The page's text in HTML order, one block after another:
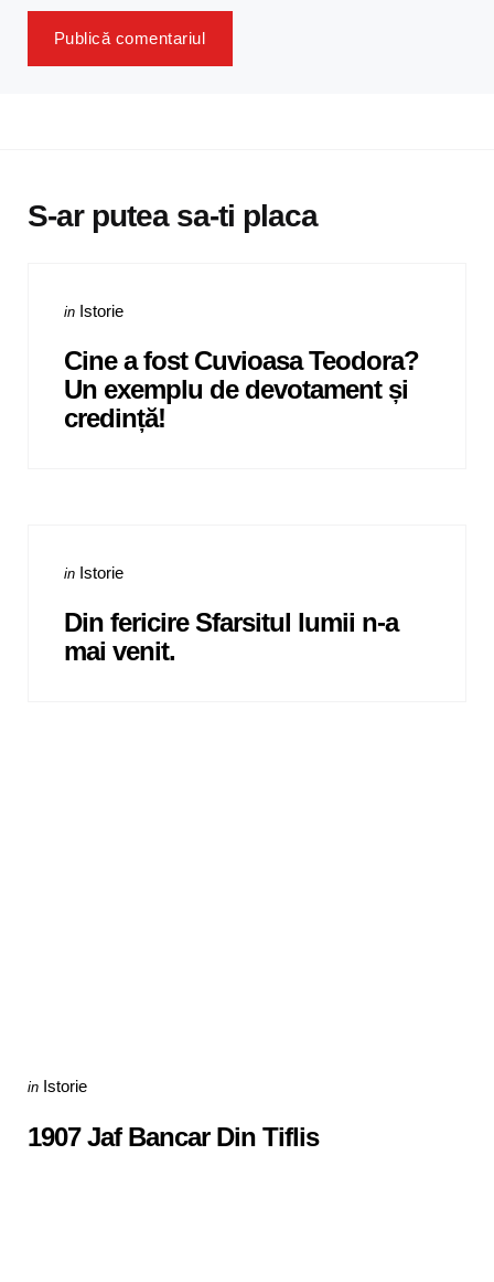
S-ar putea sa-ti placa
Categories
Posted
in Istorie
Cine a fost Cuvioasa Teodora?
Un exemplu de devotament și
credință!
Categories
Posted
in Istorie
Din fericire Sfarsitul lumii n-a
mai venit.
Categories
Posted
in Istorie
1907 Jaf Bancar Din Tiflis